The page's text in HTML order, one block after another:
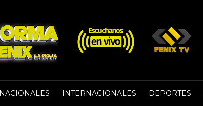
NACIONALES INTERNACIONALES DEPORTES